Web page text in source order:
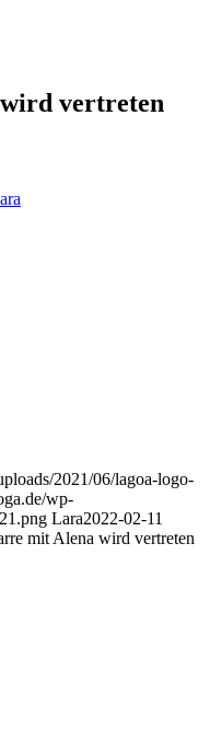
vertreten
2021/06/lagoa-logo-
wp-
Lara2022-02-11
mit Alena wird vertreten